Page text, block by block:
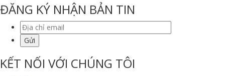
ĐĂNG KÝ NHẬN BẢN TIN
KẾT NỐI VỚI CHÚNG TÔI